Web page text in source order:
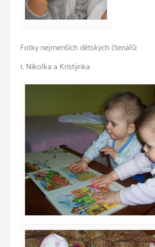
Fotky nejmenších dětských čtenářů:
1. Nikolka a Kristýnka